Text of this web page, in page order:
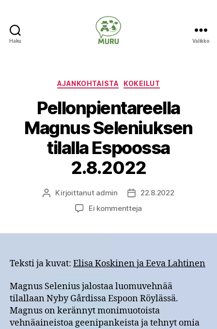
Haku Valikko
Kategoriat
AJANKOHTAISTA KOKEILUT
Pellonpientareella
Magnus Seleniuksen
tilalla Espoossa
2.8.2022
Kirjoittaja
Kirjoittanut admin Julkaisupäivämäärä
22.8.2022
Ei kommentteja
Espoossa
Teksti ja kuvat: Elisa Koskinen ja Eeva Lahtinen
Magnus Selenius jalostaa luomuvehnää
tilallaan Nyby Gårdissa Espoon Röylässä.
Magnus on kerännyt monimuotoista
vehnäaineistoa geenipankeista ja tehnyt omia